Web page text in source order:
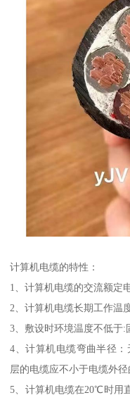
计算机电缆的特性：
1、计算机电缆的交流额定
2、计算机电缆长期工作温
3、敷设时环境温度不低于
4、计算机电缆弯曲半径
层的电缆应不小于电缆外径
5、计算机电缆在20℃时用